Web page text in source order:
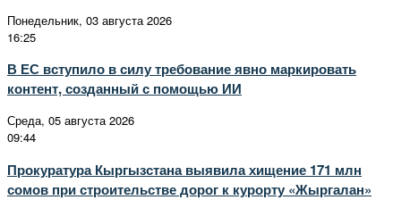
Понедельник, 03 августа 2026
16:25
В ЕС вступило в силу требование явно маркировать
контент, созданный с помощью ИИ
Среда, 05 августа 2026
09:44
Прокуратура Кыргызстана выявила хищение 171 млн
сомов при строительстве дорог к курорту «Жыргалан»